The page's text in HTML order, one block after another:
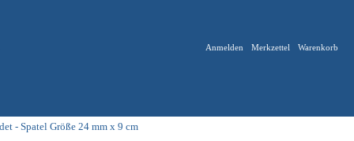
Anmelden Merkzettel Warenkorb
- Spatel Größe 24 mm x 9 cm